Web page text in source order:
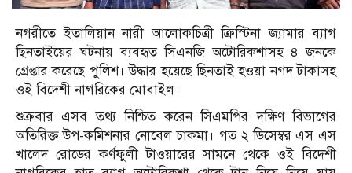
নগরীতে ইতালিয়ান নারী আলোকচিত্রী ক্রিস্টিনা জ্যামার ব্যাগ
ছিনতাইয়ের ঘটনায় ব্যবহৃত সিএনজি অটোরিকশাসহ ৪ জনকে
গ্রেপ্তার করেছে পুলিশ। উদ্ধার হয়েছে ছিনতাই হওয়া নগদ টাকাসহ
ওই বিদেশী নাগরিকের মোবাইল।
শুক্রবার এসব তথ্য নিশ্চিত করেন সিএমপির দক্ষিণ বিভাগের
অতিরিক্ত উপ-কমিশনার নোবেল চাকমা। গত ২ ডিসেম্বর এস এস
খালেদ রোডের কর্ণফুলী টাওয়ারের সামনে থেকে ওই বিদেশী